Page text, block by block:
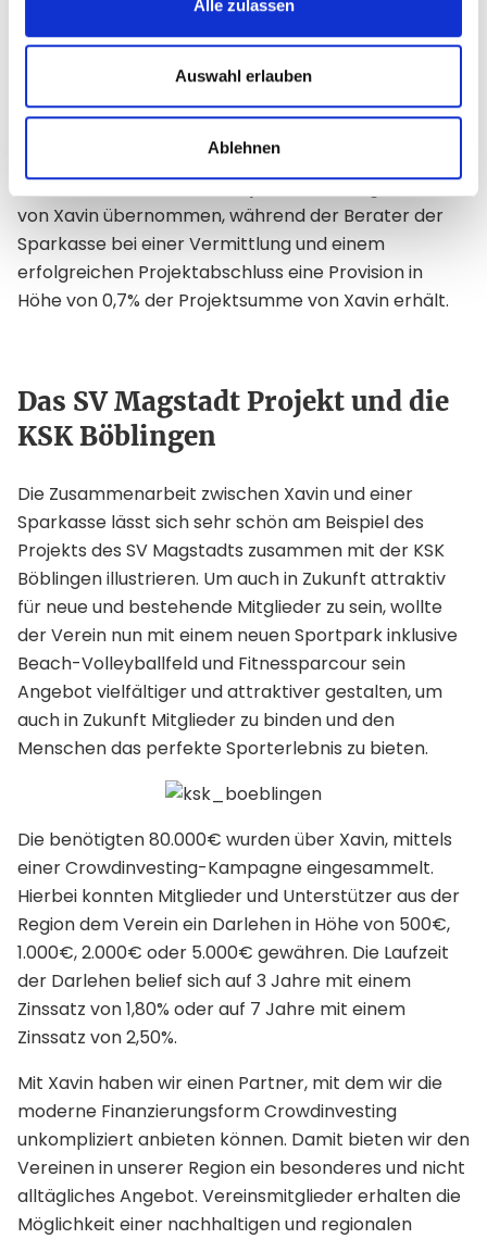
Alle zulassen
Auswahl erlauben
Ablehnen
Beim Erstgespräch mit einem Verein übernimmt der
Berater zusammen mit Xavin noch selbst, im
Anschluss wird die Betreuung und
Kampagnendurchführung an Xavin übergeben. Die
noch in eine Plattform investieren und hat auch
keinen Aufwand bei der Projektabwicklung. Dies wird
von Xavin übernommen, während der Berater der
Sparkasse bei einer Vermittlung und einem
erfolgreichen Projektabschluss eine Provision in
Höhe von 0,7% der Projektsumme von Xavin erhält.
Das SV Magstadt Projekt und die
KSK Böblingen
Die Zusammenarbeit zwischen Xavin und einer
Sparkasse lässt sich sehr schön am Beispiel des
Projekts des SV Magstadts zusammen mit der KSK
Böblingen illustrieren. Um auch in Zukunft attraktiv
für neue und bestehende Mitglieder zu sein, wollte
der Verein nun mit einem neuen Sportpark inklusive
Beach-Volleyballfeld und Fitnessparcour sein
Angebot vielfältiger und attraktiver gestalten, um
auch in Zukunft Mitglieder zu binden und den
Menschen das perfekte Sporterlebnis zu bieten.
Die benötigten 80.000€ wurden über Xavin, mittels
einer Crowdinvesting-Kampagne eingesammelt.
Hierbei konnten Mitglieder und Unterstützer aus der
Region dem Verein ein Darlehen in Höhe von 500€,
1.000€, 2.000€ oder 5.000€ gewähren. Die Laufzeit
der Darlehen belief sich auf 3 Jahre mit einem
Zinssatz von 1,80% oder auf 7 Jahre mit einem
Zinssatz von 2,50%.
Mit Xavin haben wir einen Partner, mit dem wir die
moderne Finanzierungsform Crowdinvesting
unkompliziert anbieten können. Damit bieten wir den
Vereinen in unserer Region ein besonderes und nicht
alltägliches Angebot. Vereinsmitglieder erhalten die
Möglichkeit einer nachhaltigen und regionalen